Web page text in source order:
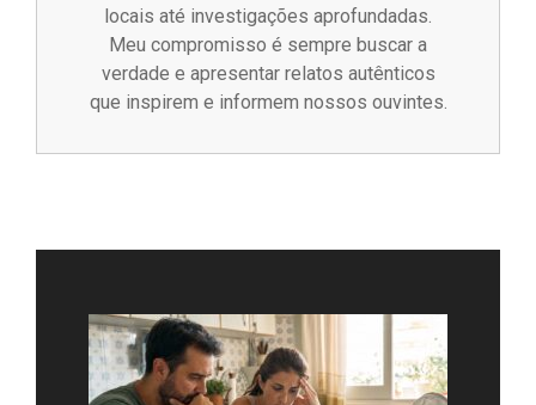
locais até investigações aprofundadas.
Meu compromisso é sempre buscar a
verdade e apresentar relatos autênticos
que inspirem e informem nossos ouvintes.